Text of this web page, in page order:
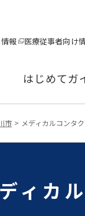
情報 医療従事者向け
はじめてガ
市 メディカルコンタ
ィカ